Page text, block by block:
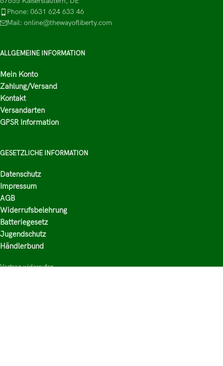
Phone: 0631 624 633 46
Mail: online@thewayofliberty.com
ALLGEMEINE INFORMATION
Mein Konto
Zahlung/Versand
Kontakt
Versandarten
GPSR Information
GESETZLICHE INFORMATION
Datenschutz
Impressum
AGB
Widerrufsbelehrung
Batteriegesetz
Jugendschutz
Händlerbund
Vertrag widerrufen